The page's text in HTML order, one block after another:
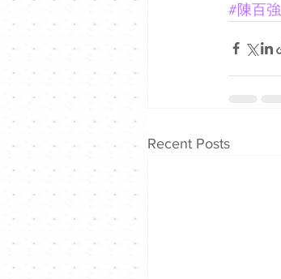
#陳百強
Recent Posts